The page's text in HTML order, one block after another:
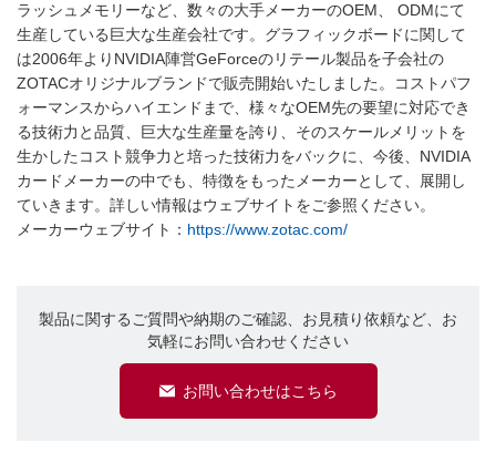
ラッシュメモリーなど、数々の大手メーカーのOEM、 ODMにて
生産している巨大な生産会社です。グラフィックボードに関して
は2006年よりNVIDIA陣営GeForceのリテール製品を子会社の
ZOTACオリジナルブランドで販売開始いたしました。コストパフ
ォーマンスからハイエンドまで、様々なOEM先の要望に対応でき
る技術力と品質、巨大な生産量を誇り、そのスケールメリットを
生かしたコスト競争力と培った技術力をバックに、今後、NVIDIA
カードメーカーの中でも、特徴をもったメーカーとして、展開し
ていきます。詳しい情報はウェブサイトをご参照ください。
メーカーウェブサイト： https://www.zotac.com/
製品に関するご質問や納期のご確認、お見積り依頼など、お
気軽にお問い合わせください
お問い合わせはこちら